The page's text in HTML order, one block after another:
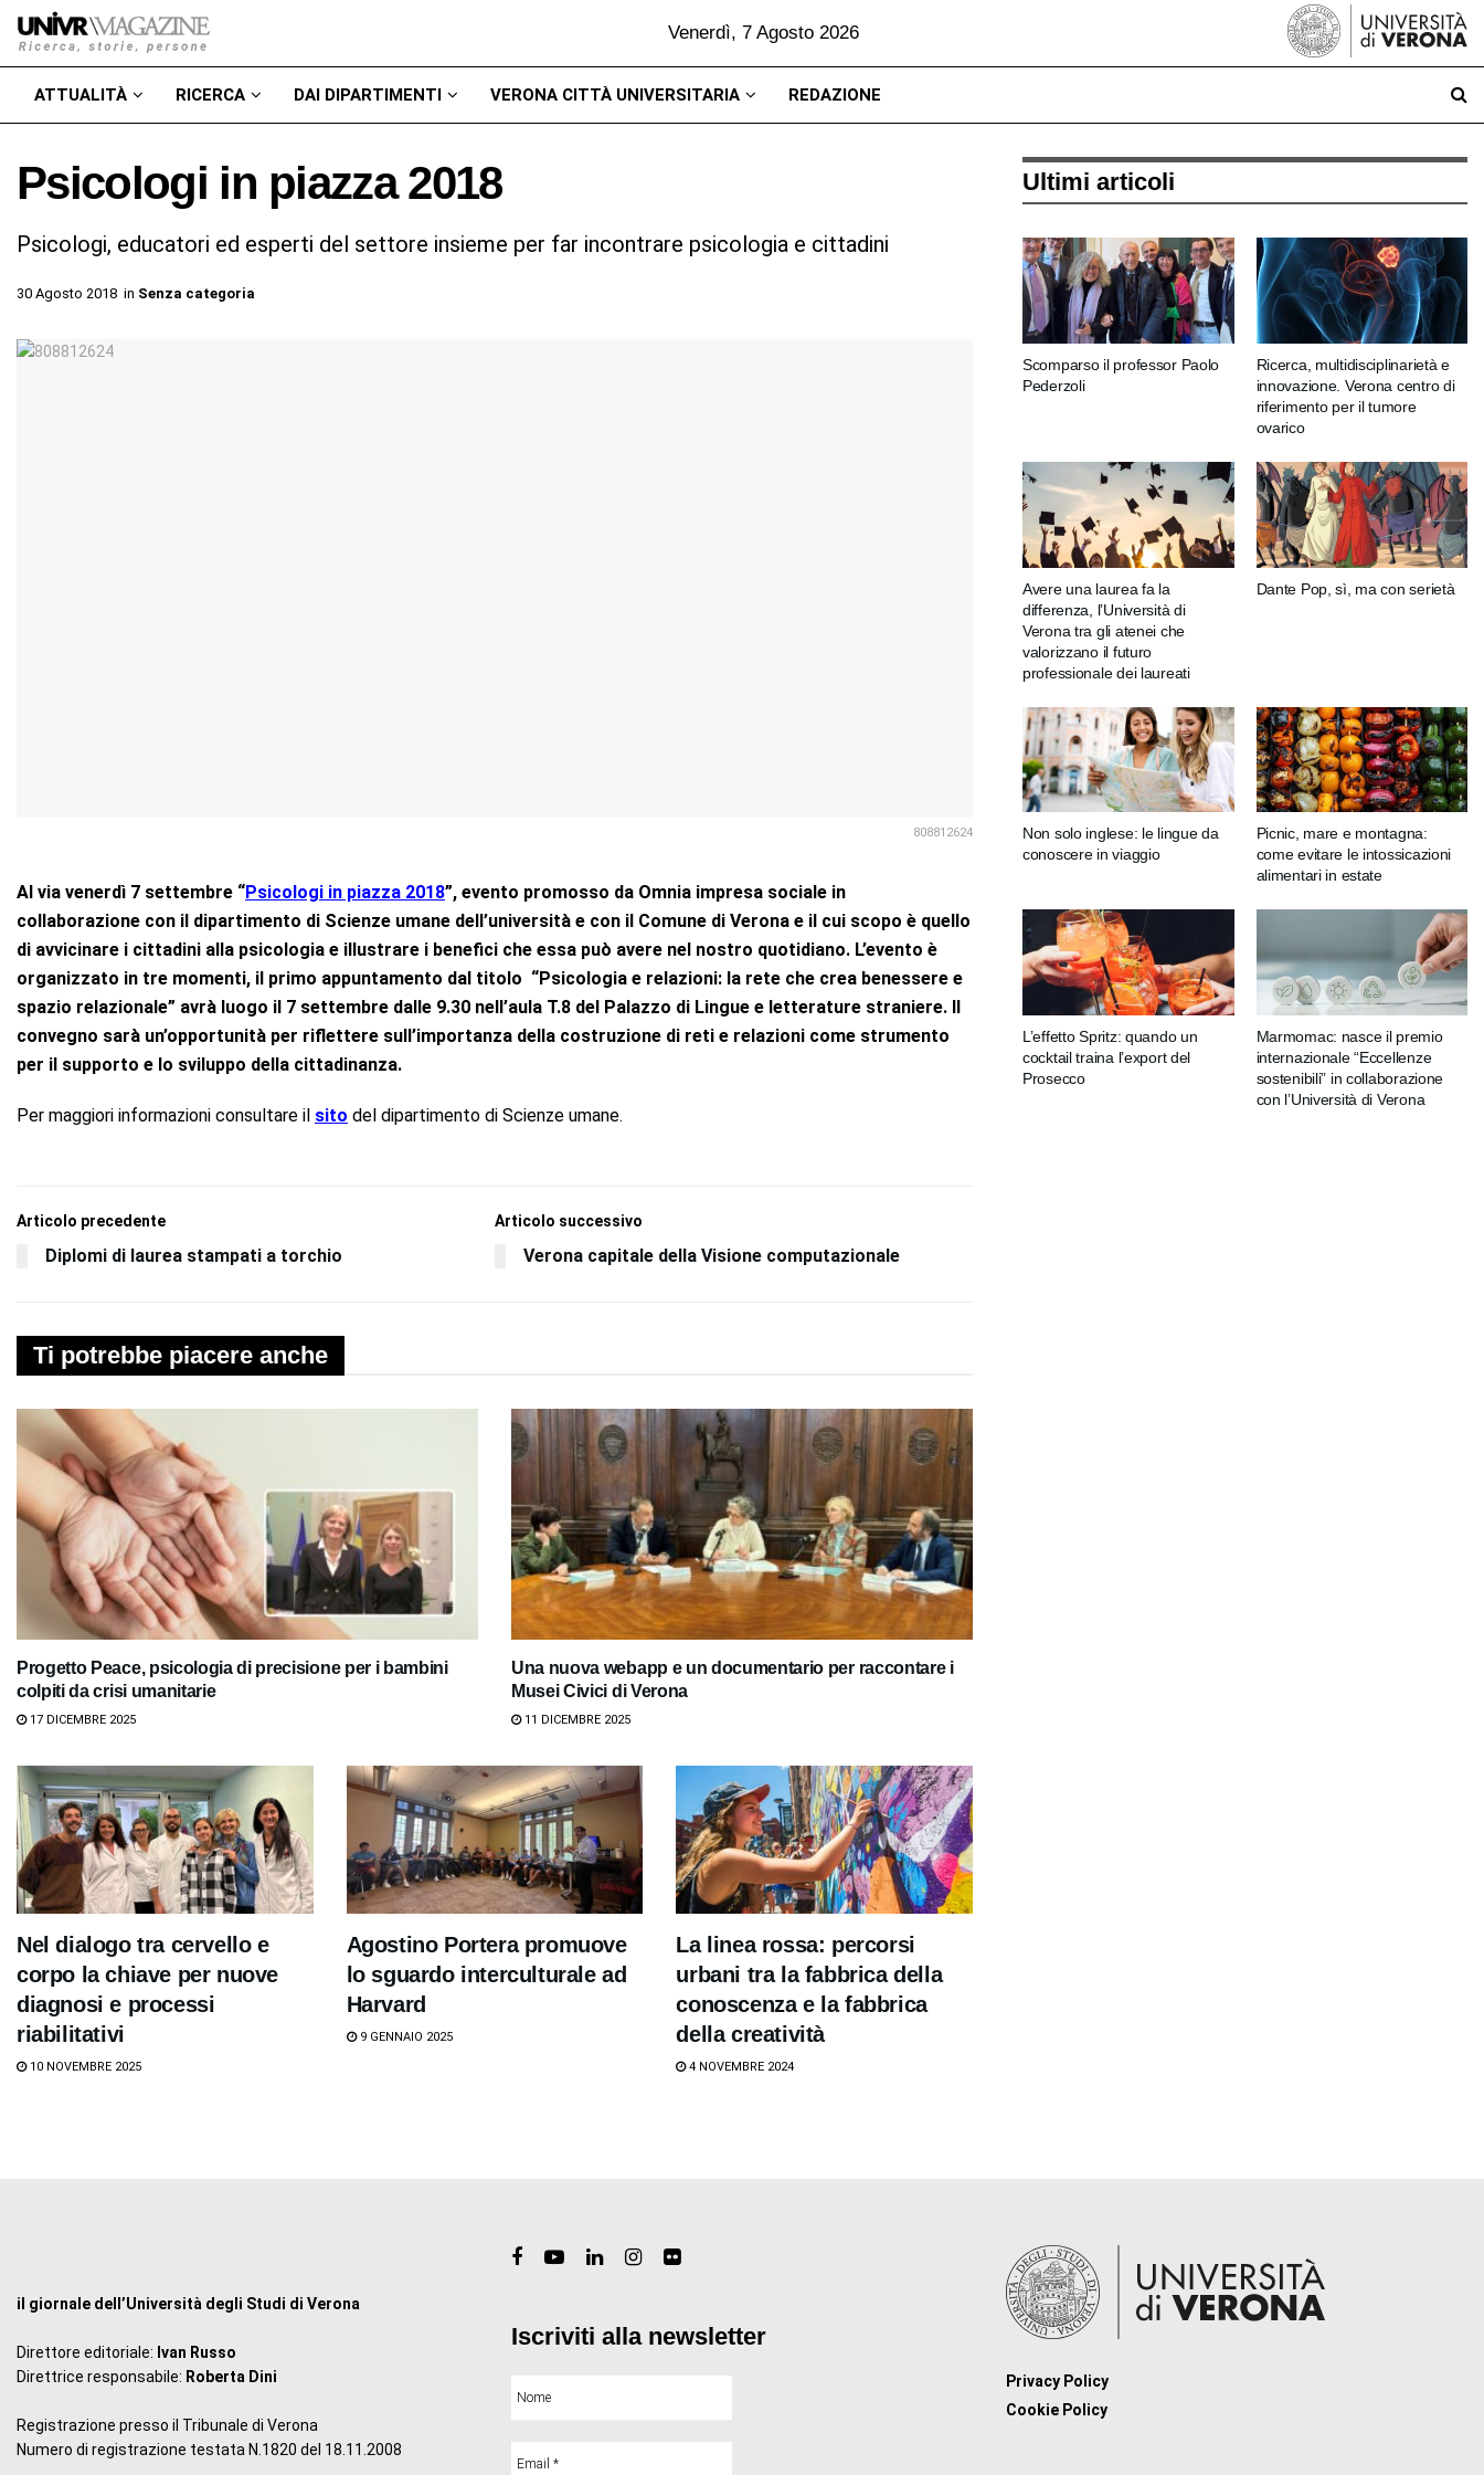
Venerdì, 7 Agosto 2026
ATTUALITÀ RICERCA DAI DIPARTIMENTI VERONA CITTÀ UNIVERSITARIA REDAZIONE
Psicologi in piazza 2018
Psicologi, educatori ed esperti del settore insieme per far incontrare psicologia e cittadini
30 Agosto 2018 in Senza categoria
808812624
Al via venerdì 7 settembre “Psicologi in piazza 2018”, evento promosso da Omnia impresa sociale in
collaborazione con il dipartimento di Scienze umane dell’università e con il Comune di Verona e il cui scopo è quello
di avvicinare i cittadini alla psicologia e illustrare i benefici che essa può avere nel nostro quotidiano. L’evento è
organizzato in tre momenti, il primo appuntamento dal titolo “Psicologia e relazioni: la rete che crea benessere e
spazio relazionale” avrà luogo il 7 settembre dalle 9.30 nell’aula T.8 del Palazzo di Lingue e letterature straniere. Il
convegno sarà un’opportunità per riflettere sull’importanza della costruzione di reti e relazioni come strumento
per il supporto e lo sviluppo della cittadinanza.
Per maggiori informazioni consultare il sito del dipartimento di Scienze umane.
Articolo precedente
Diplomi di laurea stampati a torchio
Articolo successivo
Verona capitale della Visione computazionale
Ti potrebbe piacere anche
Progetto Peace, psicologia di precisione per i bambini
colpiti da crisi umanitarie
17 DICEMBRE 2025
Una nuova webapp e un documentario per raccontare i
Musei Civici di Verona
11 DICEMBRE 2025
Nel dialogo tra cervello e
corpo la chiave per nuove
diagnosi e processi
riabilitativi
10 NOVEMBRE 2025
Agostino Portera promuove
lo sguardo interculturale ad
Harvard
9 GENNAIO 2025
La linea rossa: percorsi
urbani tra la fabbrica della
conoscenza e la fabbrica
della creatività
4 NOVEMBRE 2024
Ultimi articoli
Scomparso il professor Paolo
Pederzoli
Ricerca, multidisciplinarietà e
innovazione. Verona centro di
riferimento per il tumore
ovarico
Avere una laurea fa la
differenza, l’Università di
Verona tra gli atenei che
valorizzano il futuro
professionale dei laureati
Dante Pop, sì, ma con serietà
Non solo inglese: le lingue da
conoscere in viaggio
Picnic, mare e montagna:
come evitare le intossicazioni
alimentari in estate
L’effetto Spritz: quando un
cocktail traina l’export del
Prosecco
Marmomac: nasce il premio
internazionale “Eccellenze
sostenibili” in collaborazione
con l’Università di Verona
il giornale dell’Università degli Studi di Verona
Direttore editoriale: Ivan Russo
Direttrice responsabile: Roberta Dini
Registrazione presso il Tribunale di Verona
Numero di registrazione testata N.1820 del 18.11.2008
Iscriviti alla newsletter
Privacy Policy
Cookie Policy